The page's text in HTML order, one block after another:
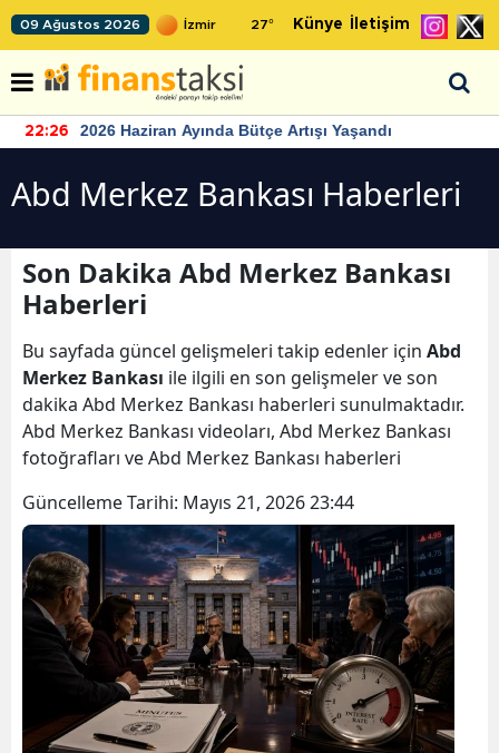
09 Ağustos 2026 27° Künye İletişim
22:26 2026 Haziran Ayında Bütçe Artışı Yaşandı
Abd Merkez Bankası Haberleri
Son Dakika Abd Merkez Bankası
Haberleri
Bu sayfada güncel gelişmeleri takip edenler için Abd
Merkez Bankası ile ilgili en son gelişmeler ve son
dakika Abd Merkez Bankası haberleri sunulmaktadır.
Abd Merkez Bankası videoları, Abd Merkez Bankası
fotoğrafları ve Abd Merkez Bankası haberleri
Güncelleme Tarihi: Mayıs 21, 2026 23:44